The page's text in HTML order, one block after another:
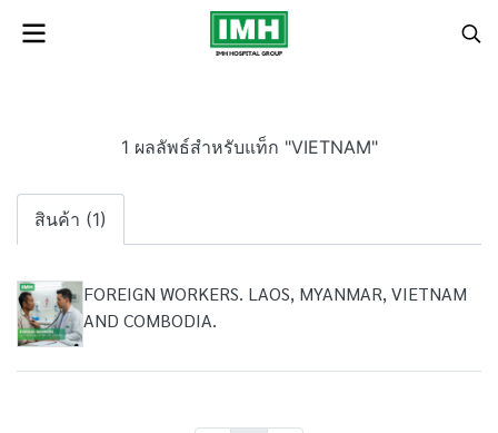
1 ผลลัพธ์สำหรับแท็ก "VIETNAM"
สินค้า (1)
FOREIGN WORKERS. LAOS, MYANMAR, VIETNAM
AND COMBODIA.